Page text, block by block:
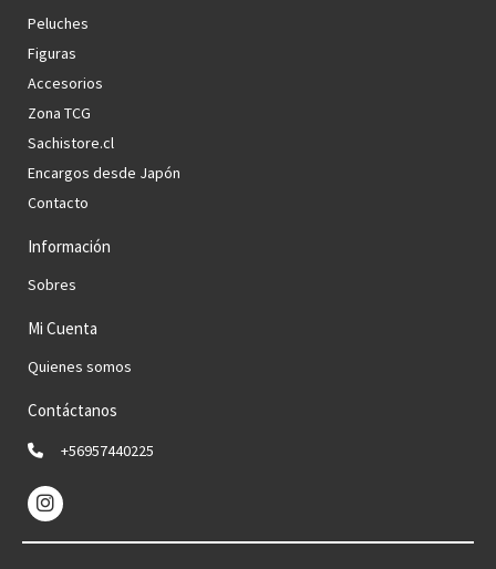
Peluches
Figuras
Accesorios
Zona TCG
Sachistore.cl
Encargos desde Japón
Contacto
Información
Sobres
Mi Cuenta
Quienes somos
Contáctanos
+56957440225